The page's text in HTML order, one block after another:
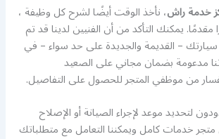
خدمة راش، نأخذ الوقت أيضًا لشرح كل وظيفة ،
مقدمًا. يمكنك التأكد من أن الفنيين لدينا قد تم
– القديمة والجديدة على حد سواء – في
مدعومة بضمان مجاني على الصعيد
من موظفي المتجر للحصول على التفاصيل.
لتحديد موعد لإجراء الصيانة أو الإصلاح
متجر خدمات كامل ويمكننا التعامل مع متطلباتك